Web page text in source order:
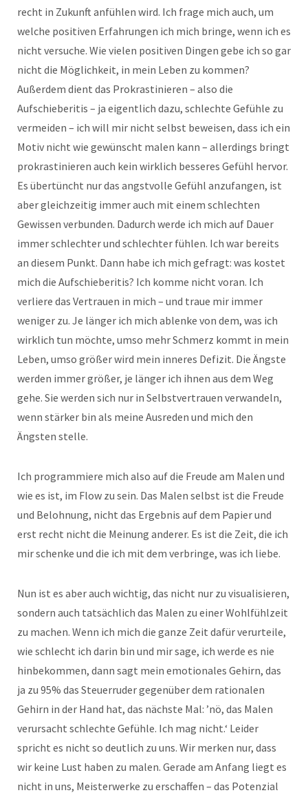
recht in Zukunft anfühlen wird. Ich frage mich auch, um
welche positiven Erfahrungen ich mich bringe, wenn ich es
nicht versuche. Wie vielen positiven Dingen gebe ich so gar
nicht die Möglichkeit, in mein Leben zu kommen?
Außerdem dient das Prokrastinieren – also die
Aufschieberitis – ja eigentlich dazu, schlechte Gefühle zu
vermeiden – ich will mir nicht selbst beweisen, dass ich ein
Motiv nicht wie gewünscht malen kann – allerdings bringt
prokrastinieren auch kein wirklich besseres Gefühl hervor.
Es übertüncht nur das angstvolle Gefühl anzufangen, ist
aber gleichzeitig immer auch mit einem schlechten
Gewissen verbunden. Dadurch werde ich mich auf Dauer
immer schlechter und schlechter fühlen. Ich war bereits
an diesem Punkt. Dann habe ich mich gefragt: was kostet
mich die Aufschieberitis? Ich komme nicht voran. Ich
verliere das Vertrauen in mich – und traue mir immer
weniger zu. Je länger ich mich ablenke von dem, was ich
wirklich tun möchte, umso mehr Schmerz kommt in mein
Leben, umso größer wird mein inneres Defizit. Die Ängste
werden immer größer, je länger ich ihnen aus dem Weg
gehe. Sie werden sich nur in Selbstvertrauen verwandeln,
wenn stärker bin als meine Ausreden und mich den
Ängsten stelle.
Ich programmiere mich also auf die Freude am Malen und
wie es ist, im Flow zu sein. Das Malen selbst ist die Freude
und Belohnung, nicht das Ergebnis auf dem Papier und
erst recht nicht die Meinung anderer. Es ist die Zeit, die ich
mir schenke und die ich mit dem verbringe, was ich liebe.
Nun ist es aber auch wichtig, das nicht nur zu visualisieren,
sondern auch tatsächlich das Malen zu einer Wohlfühlzeit
zu machen. Wenn ich mich die ganze Zeit dafür verurteile,
wie schlecht ich darin bin und mir sage, ich werde es nie
hinbekommen, dann sagt mein emotionales Gehirn, das
ja zu 95% das Steuerruder gegenüber dem rationalen
Gehirn in der Hand hat, das nächste Mal: ’nö, das Malen
verursacht schlechte Gefühle. Ich mag nicht.‘ Leider
spricht es nicht so deutlich zu uns. Wir merken nur, dass
wir keine Lust haben zu malen. Gerade am Anfang liegt es
nicht in uns, Meisterwerke zu erschaffen – das Potenzial